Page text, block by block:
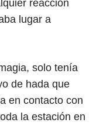
reacción
lugar a
solo tenía
de hada que
en contacto con
la estación en